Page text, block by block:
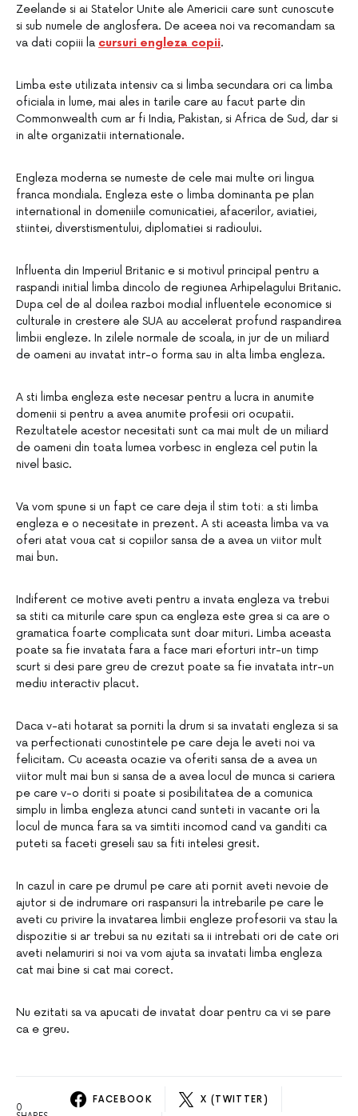
Zeelande si ai Statelor Unite ale Americii care sunt cunoscute
si sub numele de anglosfera. De aceea noi va recomandam sa
va dati copiii la cursuri engleza copii.
Limba este utilizata intensiv ca si limba secundara ori ca limba
oficiala in lume, mai ales in tarile care au facut parte din
Commonwealth cum ar fi India, Pakistan, si Africa de Sud, dar si
in alte organizatii internationale.
Engleza moderna se numeste de cele mai multe ori lingua
franca mondiala. Engleza este o limba dominanta pe plan
international in domeniile comunicatiei, afacerilor, aviatiei,
stiintei, diverstismentului, diplomatiei si radioului.
Influenta din Imperiul Britanic e si motivul principal pentru a
raspandi initial limba dincolo de regiunea Arhipelagului Britanic.
Dupa cel de al doilea razboi modial influentele economice si
culturale in crestere ale SUA au accelerat profund raspandirea
limbii engleze. In zilele normale de scoala, in jur de un miliard
de oameni au invatat intr-o forma sau in alta limba engleza.
A sti limba engleza este necesar pentru a lucra in anumite
domenii si pentru a avea anumite profesii ori ocupatii.
Rezultatele acestor necesitati sunt ca mai mult de un miliard
de oameni din toata lumea vorbesc in engleza cel putin la
nivel basic.
Va vom spune si un fapt ce care deja il stim toti: a sti limba
engleza e o necesitate in prezent. A sti aceasta limba va va
oferi atat voua cat si copiilor sansa de a avea un viitor mult
mai bun.
Indiferent ce motive aveti pentru a invata engleza va trebui
sa stiti ca miturile care spun ca engleza este grea si ca are o
gramatica foarte complicata sunt doar mituri. Limba aceasta
poate sa fie invatata fara a face mari eforturi intr-un timp
scurt si desi pare greu de crezut poate sa fie invatata intr-un
mediu interactiv placut.
Daca v-ati hotarat sa porniti la drum si sa invatati engleza si sa
va perfectionati cunostintele pe care deja le aveti noi va
felicitam. Cu aceasta ocazie va oferiti sansa de a avea un
viitor mult mai bun si sansa de a avea locul de munca si cariera
pe care v-o doriti si poate si posibilitatea de a comunica
simplu in limba engleza atunci cand sunteti in vacante ori la
locul de munca fara sa va simtiti incomod cand va ganditi ca
puteti sa faceti greseli sau sa fiti intelesi gresit.
In cazul in care pe drumul pe care ati pornit aveti nevoie de
ajutor si de indrumare ori raspansuri la intrebarile pe care le
aveti cu privire la invatarea limbii engleze profesorii va stau la
dispozitie si ar trebui sa nu ezitati sa ii intrebati ori de cate ori
aveti nelamuriri si noi va vom ajuta sa invatati limba engleza
cat mai bine si cat mai corect.
Nu ezitati sa va apucati de invatat doar pentru ca vi se pare
ca e greu.
0
FACEBOOK X (TWITTER)